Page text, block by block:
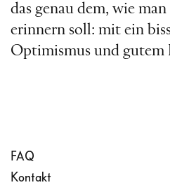
das genau dem, wie
erinnern soll: mit ein
Optimismus und gutem
FAQ
Kontakt